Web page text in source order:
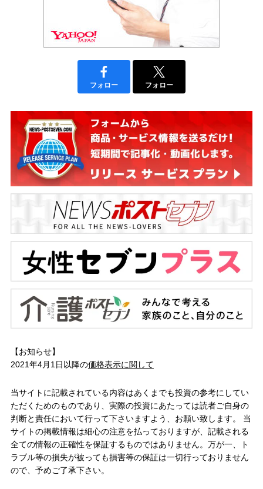
フォロー フォロー
【お知らせ】
2021年4月1日以降の価格表示に関して
当サイトに記載されている内容はあくまでも投資の参考にしてい
ただくためのものであり、実際の投資にあたっては読者ご自身の
判断と責任において行って下さいますよう、お願い致します。 当
サイトの掲載情報は細心の注意を払っておりますが、記載される
全ての情報の正確性を保証するものではありません。万が一、ト
ラブル等の損失が被っても損害等の保証は一切行っておりません
ので、予めご了承下さい。